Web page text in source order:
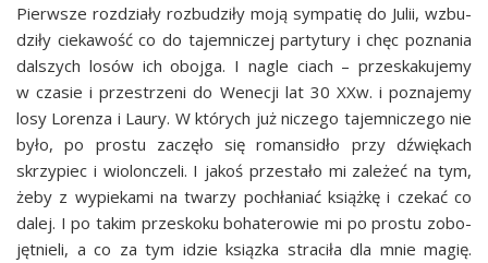
Pierw­sze roz­dzia­ły roz­bu­dzi­ły moją sym­pa­tię do Julii, wzbu­
dzi­ły cie­ka­wość co do tajem­ni­czej par­ty­tu­ry i chęc pozna­nia
dal­szych losów ich oboj­ga. I nagle ciach – prze­ska­ku­je­my
w cza­sie i prze­strze­ni do Wene­cji lat 30 XXw. i pozna­je­my
losy Loren­za i Lau­ry. W któ­rych już nicze­go tajem­ni­cze­go nie
było, po pro­stu zaczę­ło się roman­si­dło przy dźwię­kach
skrzy­piec i wio­lon­cze­li. I jakoś prze­sta­ło mi zale­żeć na tym,
żeby z wypie­ka­mi na twa­rzy pochła­niać książ­kę i cze­kać co
dalej. I po takim prze­sko­ku boha­te­ro­wie mi po pro­stu zobo­
jęt­nie­li, a co za tym idzie ksiąz­ka stra­ci­ła dla mnie magię.